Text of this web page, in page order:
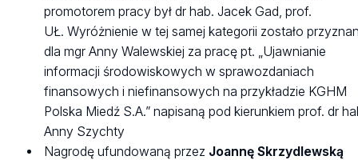
promotorem pracy był dr hab. Jacek Gad, prof.
UŁ. Wyróżnienie w tej samej kategorii zostało
dla mgr Anny Walewskiej za pracę pt. „Ujawnianie
informacji środowiskowych w sprawozdaniach
finansowych i niefinansowych na przykładzie KGHM
Polska Miedź S.A.” napisaną pod kierunkiem prof. dr
Anny Szychty
Nagrodę ufundowaną przez Joannę Skrzydlewską